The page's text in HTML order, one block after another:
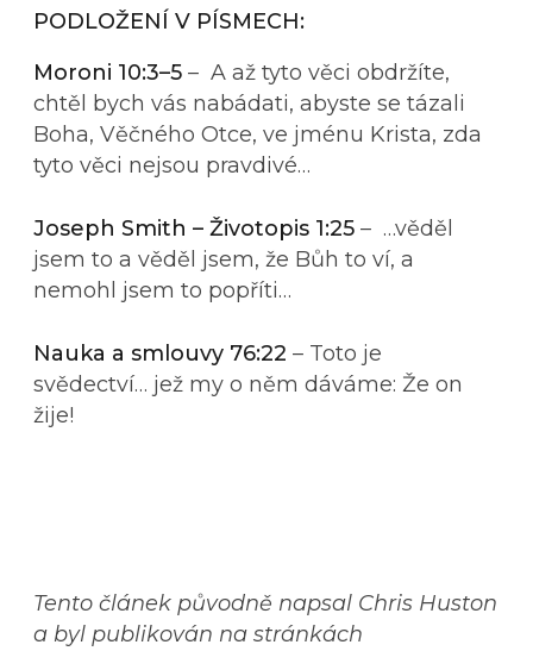
PODLOŽENÍ V PÍSMECH:
Moroni 10:3–5 – A až tyto věci obdržíte,
chtěl bych vás nabádati, abyste se tázali
Boha, Věčného Otce, ve jménu Krista, zda
tyto věci nejsou pravdivé…
Joseph Smith – Životopis 1:25 – …věděl
jsem to a věděl jsem, že Bůh to ví, a
nemohl jsem to popříti…
Nauka a smlouvy 76:22 – Toto je
svědectví… jež my o něm dáváme: Že on
žije!
Tento článek původně napsal Chris Huston
a byl publikován na stránkách